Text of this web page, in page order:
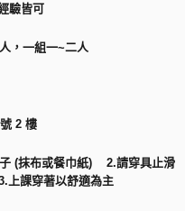
驗皆可
，一組一~二人
2 樓
(抹布或餐巾紙) 2.請穿具止滑
課穿著以舒適為主